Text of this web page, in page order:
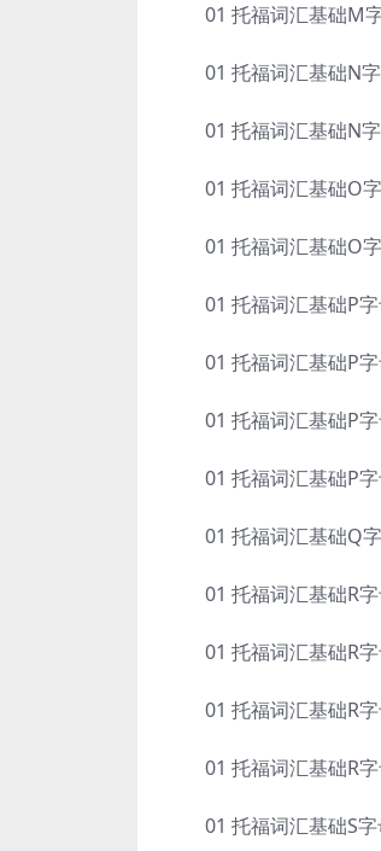
01 托福词汇基础M字
01 托福词汇基础N字
01 托福词汇基础N字
01 托福词汇基础O字
01 托福词汇基础O字
01 托福词汇基础P字
01 托福词汇基础P字
01 托福词汇基础P字
01 托福词汇基础P字
01 托福词汇基础Q字
01 托福词汇基础R字
01 托福词汇基础R字
01 托福词汇基础R字
01 托福词汇基础R字
01 托福词汇基础S字